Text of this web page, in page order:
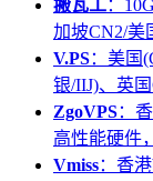
搬瓦工：
加坡CN2/美
V.PS：美国
银/IIJ)、英
ZgoVPS：
高性能硬件
Vmiss：香